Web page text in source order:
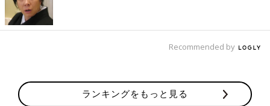
Recommended by
ランキングをもっと見る